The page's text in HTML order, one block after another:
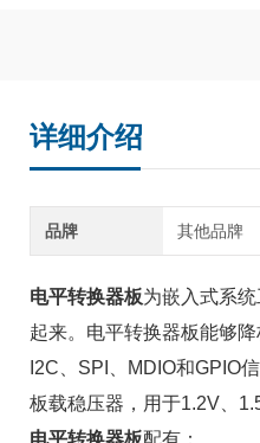
详细介绍
品牌 其他品牌
电平转换器板为嵌入式系
起来。电平转换器板能够
I2C、SPI、MDIO和GPIO
板载稳压器，用于1.2V、
电平转换器板配有：